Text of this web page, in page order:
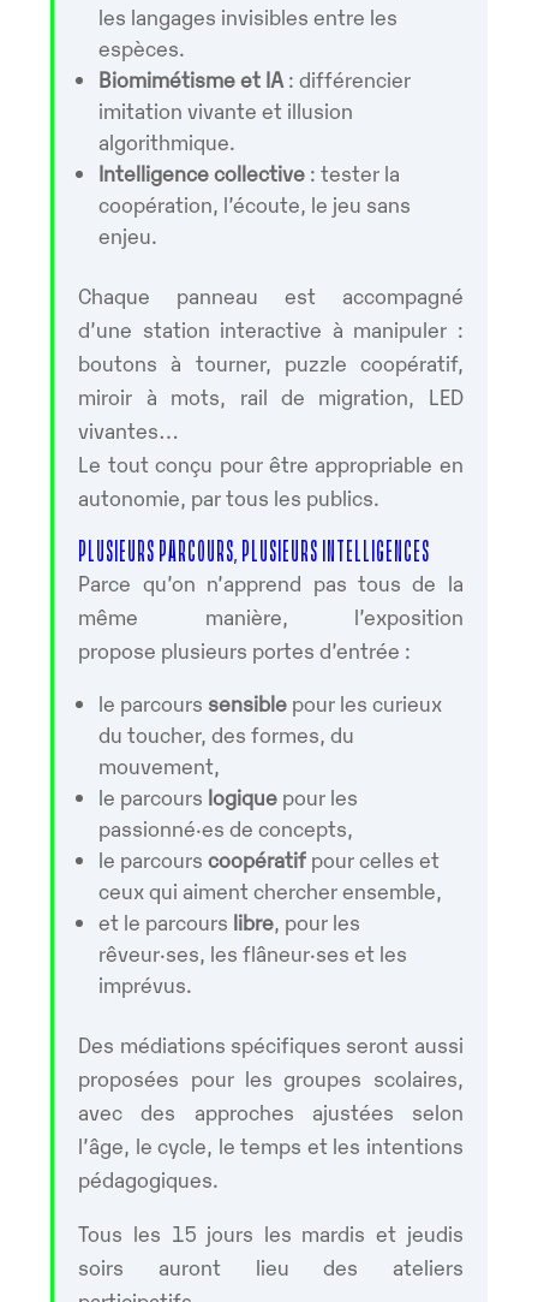
les langages invisibles entre les
espèces.
Biomimétisme et IA : différencier
imitation vivante et illusion
algorithmique.
Intelligence collective : tester la
coopération, l’écoute, le jeu sans
enjeu.
Chaque panneau est accompagné
d’une station interactive à manipuler :
boutons à tourner, puzzle coopératif,
miroir à mots, rail de migration, LED
vivantes…
Le tout conçu pour être appropriable en
autonomie, par tous les publics.
PLUSIEURS PARCOURS, PLUSIEURS INTELLIGENCES
Parce qu’on n’apprend pas tous de la
même manière, l’exposition
propose plusieurs portes d’entrée :
le parcours sensible pour les curieux
du toucher, des formes, du
mouvement,
le parcours logique pour les
passionné·es de concepts,
le parcourscoopératif pour celles et
ceux qui aiment chercher ensemble,
et le parcours libre, pour les
rêveur·ses, les flâneur·ses et les
imprévus.
Des médiations spécifiques seront aussi
proposées pour les groupes scolaires,
avec des approches ajustées selon
l’âge, le cycle, le temps et les intentions
pédagogiques.
Tous les 15 jours les mardis et jeudis
soirs auront lieu des ateliers